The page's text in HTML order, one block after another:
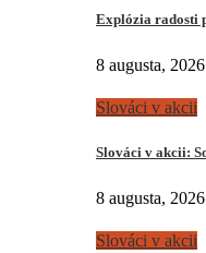
Explózia radosti
8 augusta, 2026
Slováci v akcii
Slováci v akcii:
8 augusta, 2026
Slováci v akcii